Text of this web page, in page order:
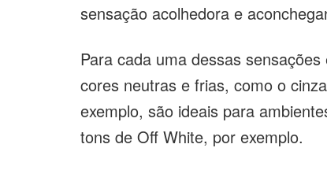
sensação acolhedora e
Para cada uma dessas
cores neutras e frias, como o
exemplo, são ideais para
tons de Off White, por exemplo.